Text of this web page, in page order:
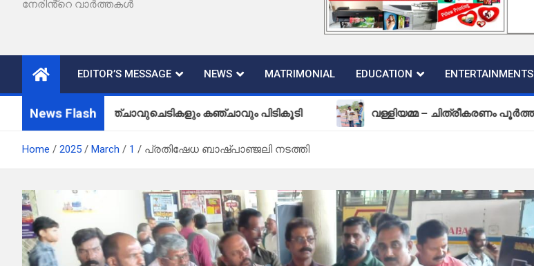
നേരിൻ്റെ വാർത്തകൾ
EDITOR’S MESSAGE NEWS MATRIMONIAL EDUCATION ENTERTAINMENTS
News Flash
കഞ്ചാവുചെടികളും കഞ്ചാവും പിടികൂടി വള്ളിയമ്മ – ചിത്രീകരണം പൂർത്തിയായി
Home 2025 March 1 പ്രതിഷേധ ബാഷ്പാഞ്ജലി നടത്തി